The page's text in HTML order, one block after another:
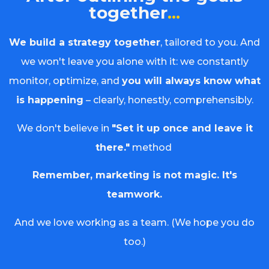
together...
We build a strategy together, tailored to you. And
we won't leave you alone with it: we constantly
monitor, optimize, and you will always know what
is happening – clearly, honestly, comprehensibly.
We don't believe in "Set it up once and leave it
there."method
Remember, marketing is not magic. It's
teamwork.
And we love working as a team. (We hope you do
too.)